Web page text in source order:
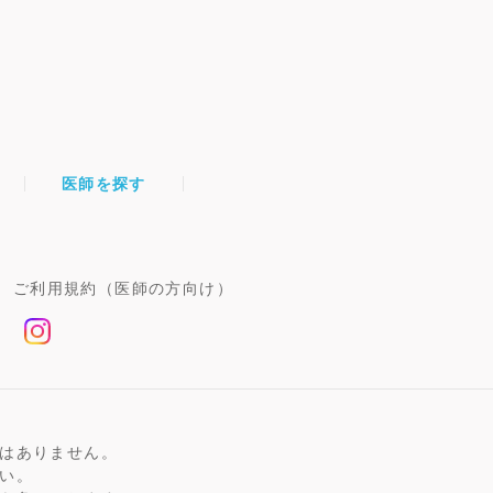
医師を探す
ご利用規約（医師の方向け）
ありません。
。